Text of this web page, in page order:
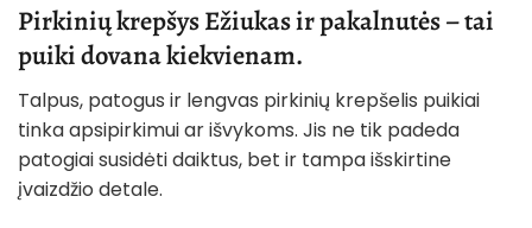
Pirkinių krepšys Ežiukas ir pakalnutės – tai
puiki dovana kiekvienam.
Talpus, patogus ir lengvas pirkinių krepšelis puikiai
tinka apsipirkimui ar išvykoms. Jis ne tik padeda
patogiai susidėti daiktus, bet ir tampa išskirtine
įvaizdžio detale.